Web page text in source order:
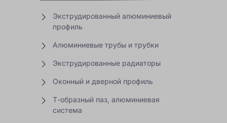
Экструдированный алюминиевый
профиль
Алюминиевые трубы и трубки
Экструдированные радиаторы
Оконный и дверной профиль
Т-образный паз, алюминиевая
система